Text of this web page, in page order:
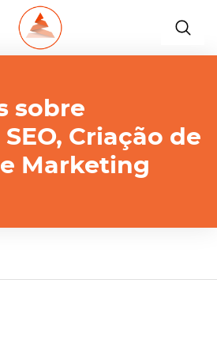
sobre
Criação de
Marketing